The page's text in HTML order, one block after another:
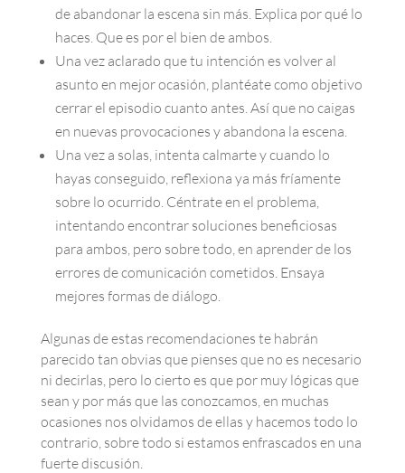
de abandonar la escena sin más. Explica por qué lo
haces. Que es por el bien de ambos.
Una vez aclarado que tu intención es volver al
asunto en mejor ocasión, plantéate como objetivo
cerrar el episodio cuanto antes. Así que no caigas
en nuevas provocaciones y abandona la escena.
Una vez a solas, intenta calmarte y cuando lo
hayas conseguido, reflexiona ya más fríamente
sobre lo ocurrido. Céntrate en el problema,
intentando encontrar soluciones beneficiosas
para ambos, pero sobre todo, en aprender de los
errores de comunicación cometidos. Ensaya
mejores formas de diálogo.
Algunas de estas recomendaciones te habrán
parecido tan obvias que pienses que no es necesario
ni decirlas, pero lo cierto es que por muy lógicas que
sean y por más que las conozcamos, en muchas
ocasiones nos olvidamos de ellas y hacemos todo lo
contrario, sobre todo si estamos enfrascados en una
fuerte discusión.